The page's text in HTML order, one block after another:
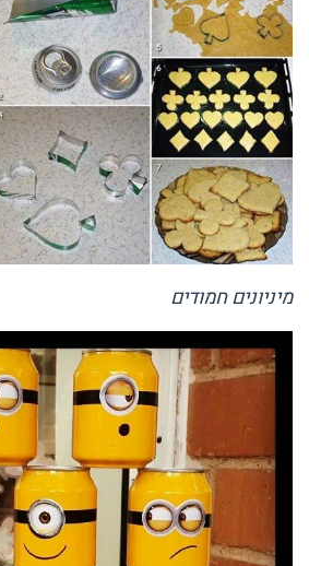
מיניונים חמודים